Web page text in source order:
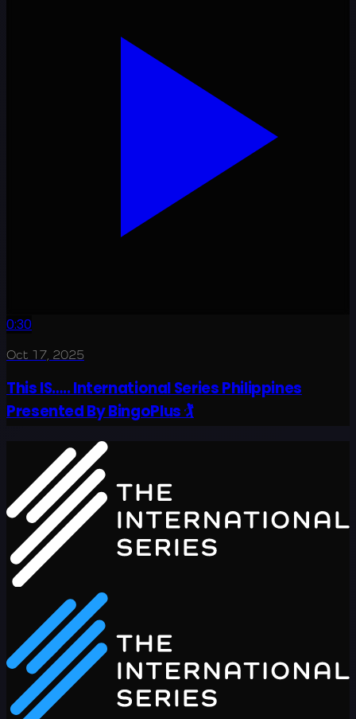
0:30
Oct 17, 2025
This IS….. International Series Philippines
Presented By BingoPlus 🏌️